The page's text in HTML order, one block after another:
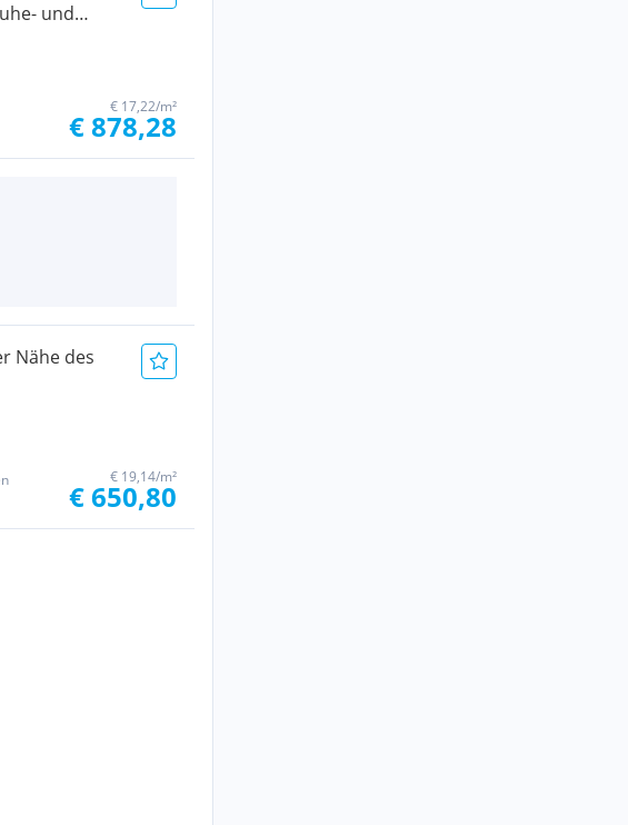
und
€ 17,22/m²
€ 878,28
Nähe des
€ 19,14/m²
€ 650,80